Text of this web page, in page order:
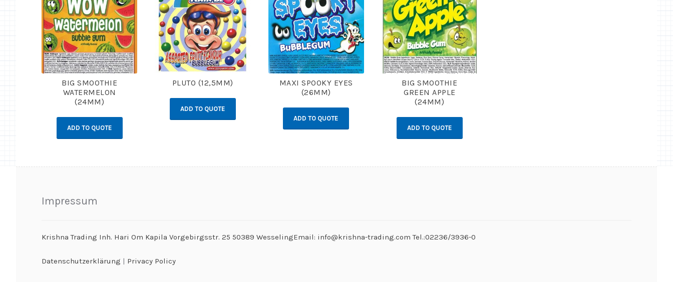
BIG SMOOTHIE
WATERMELON
(24MM)
ADD TO QUOTE
PLUTO (12,5MM)
ADD TO QUOTE
MAXI SPOOKY EYES
(26MM)
ADD TO QUOTE
BIG SMOOTHIE
GREEN APPLE
(24MM)
ADD TO QUOTE
Impressum
Krishna Trading Inh. Hari Om Kapila Vorgebirgsstr. 25 50389 WesselingEmail: info@krishna-trading.com Tel.:02236/3936-0
Datenschutzerklärung | Privacy Policy